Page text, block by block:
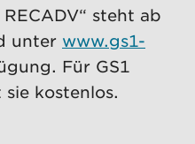
steht ab
unter www.gs1-
Für GS1
kostenlos.